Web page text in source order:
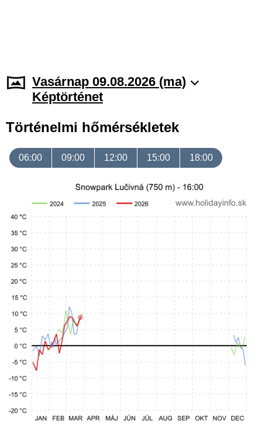
Vasárnap 09.08.2026 (ma)
Képtörténet
Történelmi hőmérsékletek
06:00 09:00 12:00 15:00 18:00